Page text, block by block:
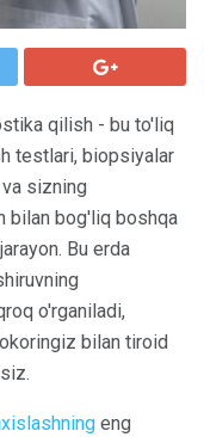
qilish - bu to'liq
testlari, biopsiyalar
sizning
bilan bog'liq boshqa
Bu erda
o'rganiladi,
bilan tiroid
eng